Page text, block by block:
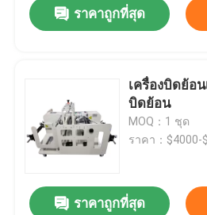
ราคาถูกที่สุด
เครื่องบิดย้อ
บิดย้อน
MOQ：1 ชุด
ราคา：$4000-
ราคาถูกที่สุด